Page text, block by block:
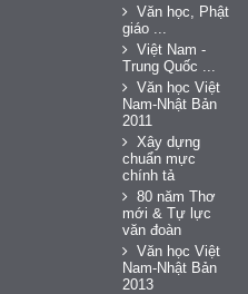
Văn học, Phật
giáo ...
Việt Nam -
Trung Quốc ...
Văn học Việt
Nam-Nhật Bản
2011
Xây dựng
chuẩn mực
chính tả
80 năm Thơ
mới & Tự lực
văn đoàn
Văn học Việt
Nam-Nhật Bản
2013